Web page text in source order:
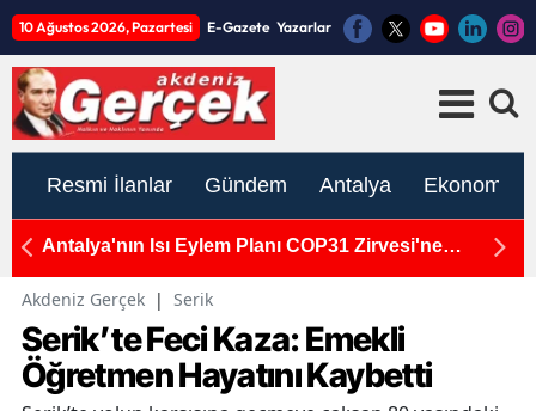
10 Ağustos 2026, Pazartesi E-Gazete Yazarlar
Resmi İlanlar Gündem Antalya Ekonomi
Antalya'nın Isı Eylem Planı COP31 Zirvesi'ne
Akdeniz Gerçek | Serik
Serik’te Feci Kaza: Emekli
Öğretmen Hayatını Kaybetti